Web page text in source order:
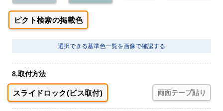
ピクト検索の掲載色
選択できる基準色一覧を画像で確認する
8.取付方法
スライドロック(ビス取付) 両面テープ貼り